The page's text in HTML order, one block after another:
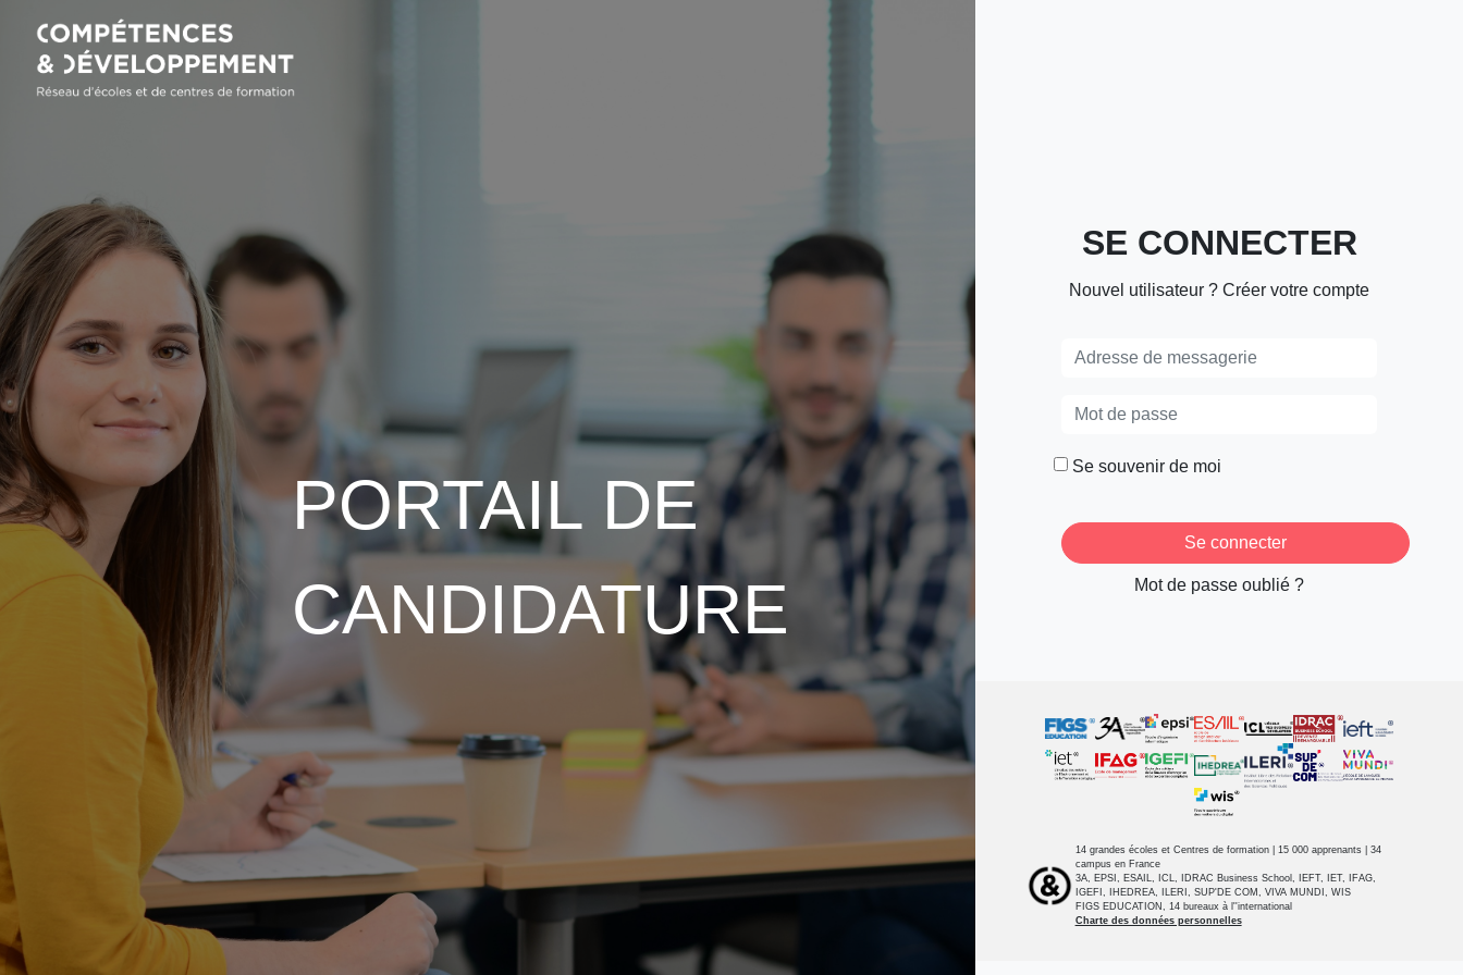
PORTAIL DE
CANDIDATURE
SE CONNECTER
Nouvel utilisateur ? Créer votre compte
Se souvenir de moi
Se connecter
Mot de passe oublié ?
14 grandes écoles et Centres de formation | 15 000 apprenants | 34
campus en France
3A, EPSI, ESAIL, ICL, IDRAC Business School, IEFT, IET, IFAG,
IGEFI, IHEDREA, ILERI, SUP'DE COM, VIVA MUNDI, WIS
FIGS EDUCATION, 14 bureaux à l''international
Charte des données personnelles